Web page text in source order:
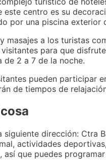
centro es su
por una piscina exterior
masajes a los turistas
para que
de 2 a 7 de la noche.
pueden
de tiempos de
dirección: Ctra
actividades
que puedes